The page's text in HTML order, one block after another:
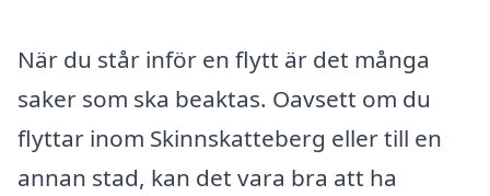
När du står inför en flytt är det många
saker som ska beaktas. Oavsett om du
flyttar inom Skinnskatteberg eller till en
annan stad, kan det vara bra att ha